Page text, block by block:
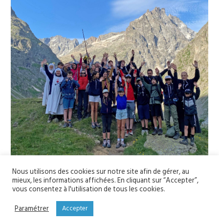
One of the following
Nous utilisons des cookies sur notre site afin de gérer, au
mieux, les informations affichées. En cliquant sur “Accepter”,
vous consentez à l'utilisation de tous les cookies.
Paramétrer
Accepter